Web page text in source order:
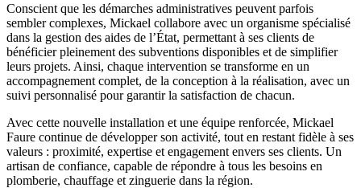
Conscient que les démarches administratives peuvent parfois
sembler complexes, Mickael collabore avec un organisme spécialisé
dans la gestion des aides de l’État, permettant à ses clients de
bénéficier pleinement des subventions disponibles et de simplifier
leurs projets. Ainsi, chaque intervention se transforme en un
accompagnement complet, de la conception à la réalisation, avec un
suivi personnalisé pour garantir la satisfaction de chacun.
Avec cette nouvelle installation et une équipe renforcée, Mickael
Faure continue de développer son activité, tout en restant fidèle à ses
valeurs : proximité, expertise et engagement envers ses clients. Un
artisan de confiance, capable de répondre à tous les besoins en
plomberie, chauffage et zinguerie dans la région.